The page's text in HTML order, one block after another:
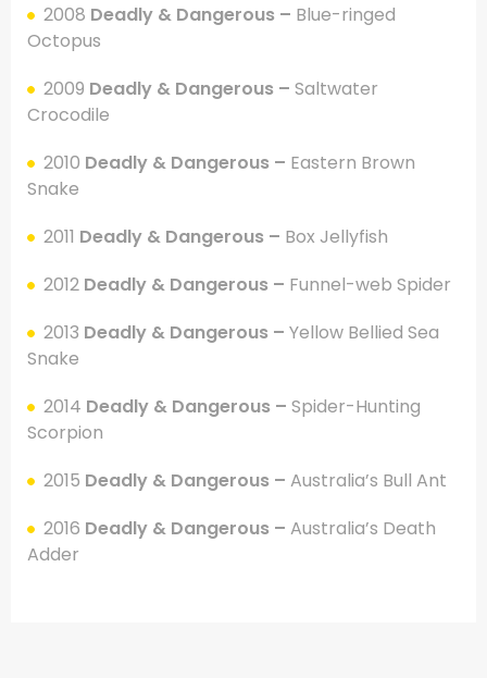
2008 Deadly & Dangerous – Blue-ringed
Octopus
2009 Deadly & Dangerous – Saltwater
Crocodile
2010 Deadly & Dangerous – Eastern Brown
Snake
2011 Deadly & Dangerous – Box Jellyfish
2012 Deadly & Dangerous – Funnel-web Spider
2013 Deadly & Dangerous – Yellow Bellied Sea
Snake
2014 Deadly & Dangerous – Spider-Hunting
Scorpion
2015 Deadly & Dangerous – Australia’s Bull Ant
2016 Deadly & Dangerous – Australia’s Death
Adder